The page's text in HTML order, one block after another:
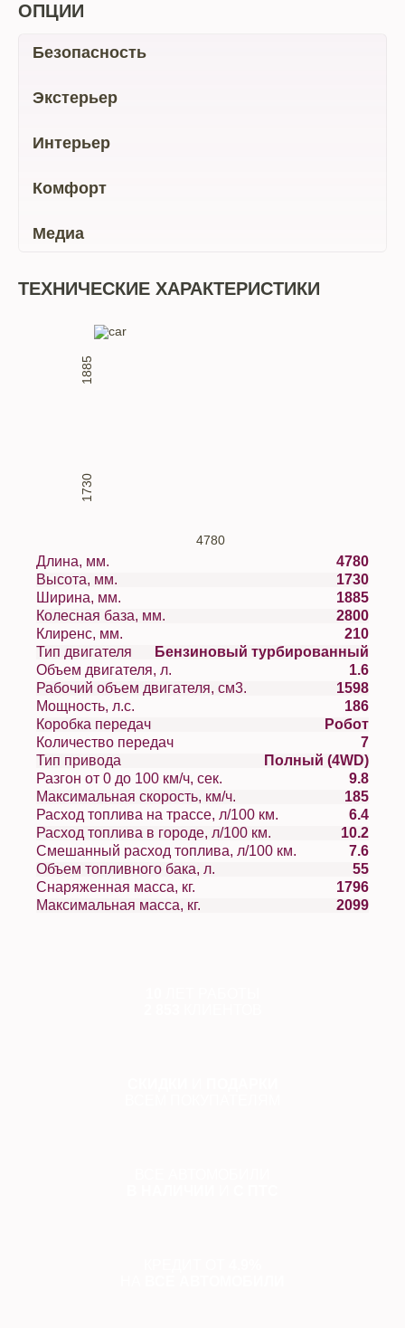
ОПЦИИ
Безопасность
Экстерьер
Интерьер
Комфорт
Медиа
ТЕХНИЧЕСКИЕ ХАРАКТЕРИСТИКИ
4780
1730
1885
Длина, мм.
4780
Высота, мм.
1730
Ширина, мм.
1885
Колесная база, мм.
2800
Клиренс, мм.
210
Тип двигателя
Бензиновый турбированный
Объем двигателя, л.
1.6
Рабочий объем двигателя, см3.
1598
Мощность, л.с.
186
Коробка передач
Робот
Количество передач
7
Тип привода
Полный (4WD)
Разгон от 0 до 100 км/ч, сек.
9.8
Максимальная скорость, км/ч.
185
Расход топлива на трассе, л/100 км.
6.4
Расход топлива в городе, л/100 км.
10.2
Смешанный расход топлива, л/100 км.
7.6
Объем топливного бака, л.
55
Снаряженная масса, кг.
1796
Максимальная масса, кг.
2099